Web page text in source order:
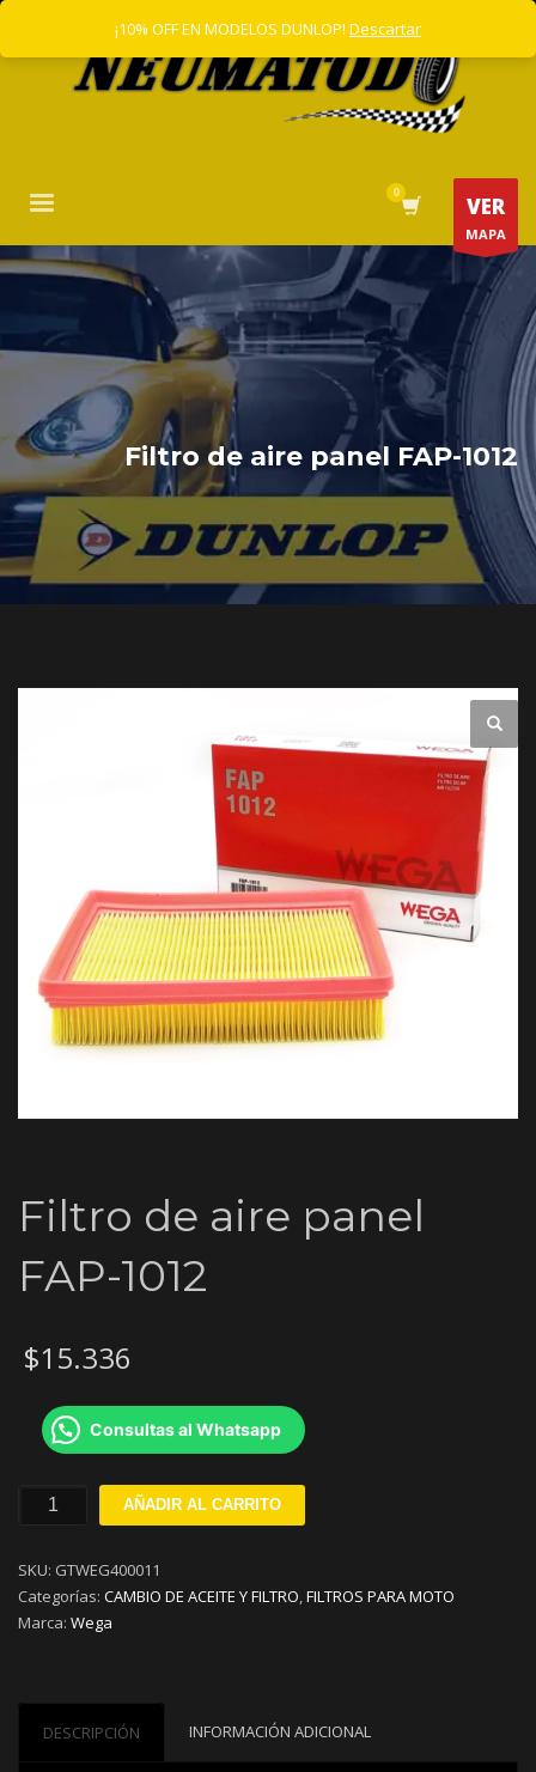
VER
MAPA
Filtro de aire panel FAP-1012
Filtro de aire panel
FAP-1012
$15.336
Consultas al Whatsapp
Filtro
panel
FAP-
1012
AÑADIR AL CARRITO
SKU: GTWEG400011
Categorías: CAMBIO DE ACEITE Y FILTRO,FILTROS PARA MOTO
Marca: Wega
DESCRIPCIÓN INFORMACIÓN ADICIONAL
¡10% OFF EN MODELOS DUNLOP! Descartar